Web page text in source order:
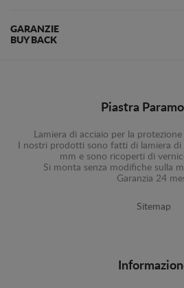
GARANZIE
BUY BACK
Piastra
Lamiera di acciaio per la
I nostri prodotti sono fatti di lamiera di
mm e sono ricoperti di
Si monta senza modifiche sulla
Garanzia 24
Sitemap